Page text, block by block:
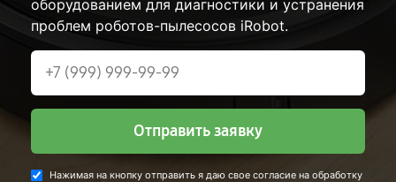
оборудованием для диагностики и устранения
проблем роботов-пылесосов iRobot.
Отправить заявку
Нажимая на кнопку отправить я даю свое согласие на обработку